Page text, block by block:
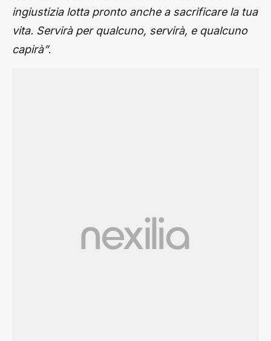
ingiustizia lotta pronto anche a sacrificare la tua
vita. Servirà per qualcuno, servirà, e qualcuno
capirà”.